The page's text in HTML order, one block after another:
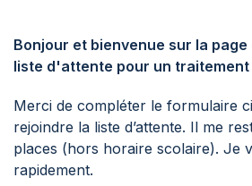
Bonjour et bienvenue sur la
liste d'attente pour un traitement
Merci de compléter le formulaire
rejoindre la liste d’attente. Il me
places (hors horaire scolaire). Je
rapidement.